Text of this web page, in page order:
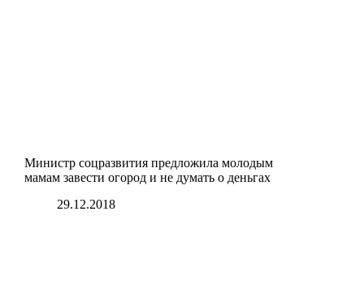
Министр соцразвития предложила молодым
мамам завести огород и не думать о деньгах
29.12.2018